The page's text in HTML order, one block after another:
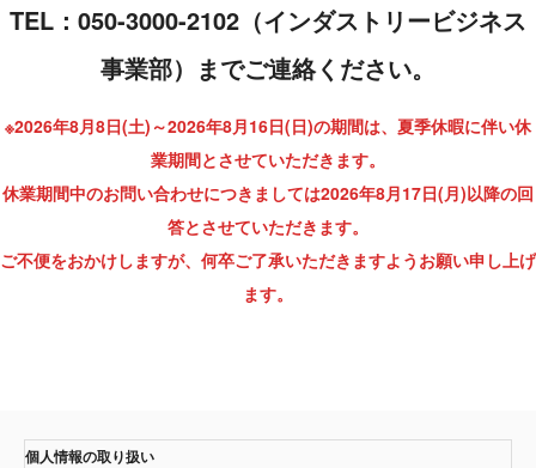
TEL：050-3000-2102（インダストリービジネス
事業部）までご連絡ください。
※2026年8月8日(土)～2026年8月16日(日)の期間は、夏季休暇に伴い休
業期間とさせていただきます。
休業期間中のお問い合わせにつきましては2026年8月17日(月)以降の回
答とさせていただきます。
ご不便をおかけしますが、何卒ご了承いただきますようお願い申し上げ
ます。
個人情報の取り扱い